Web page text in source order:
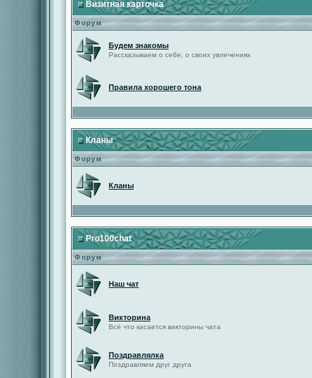
Визитная карточка
Форум
Будем знакомы
Рассказываем о себе, о своих увлечениях
Правила хорошего тона
Кланы
Форум
Кланы
Pro100chat
Форум
Наш чат
Викторина
Всё что касается викторины чата
Поздравлялка
Поздравляем друг друга